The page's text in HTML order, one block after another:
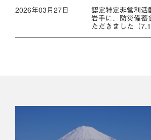
2026年03月27日
認定特定非営利活
岩手に、防災備蓄
ただきました（